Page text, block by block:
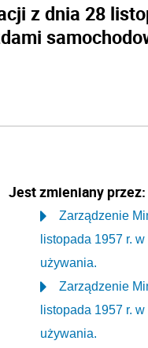
z dnia 28
Jest zmieniany przez:
Zarządzenie
listopada 1957 r.
używania.
Zarządzenie
listopada 1957 r.
używania.